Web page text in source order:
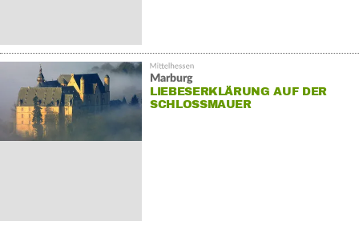
Marburg
LIEBESERKLÄRUNG AUF DER
SCHLOSSMAUER